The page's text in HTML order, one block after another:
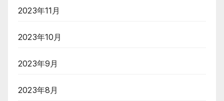
2023年11月
2023年10月
2023年9月
2023年8月